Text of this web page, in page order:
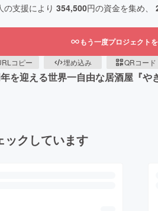
の支援により 354,500円の資金を集め、
もう一度プロジェクト
コピー 埋め込み QRコード
を迎える世界一自由な居酒屋『
ックしています